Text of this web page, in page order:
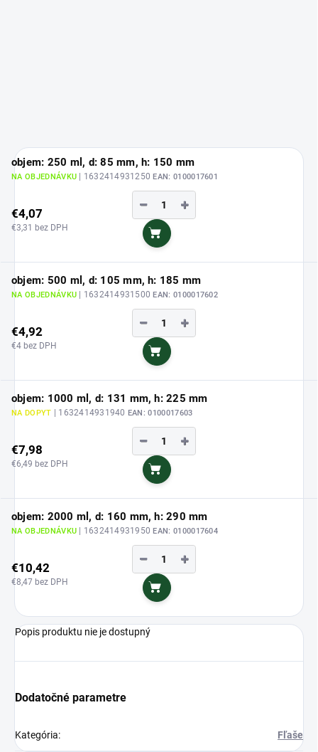
objem: 250 ml, d: 85 mm, h: 150 mm
NA OBJEDNÁVKU | 1632414931250EAN: 0100017601
€4,07
€3,31 bez DPH
+
−
Do košíka
objem: 500 ml, d: 105 mm, h: 185 mm
NA OBJEDNÁVKU | 1632414931500EAN: 0100017602
€4,92
€4 bez DPH
+
−
Do košíka
objem: 1000 ml, d: 131 mm, h: 225 mm
NA DOPYT | 1632414931940 EAN: 0100017603
€7,98
€6,49 bez DPH
+
−
Do košíka
objem: 2000 ml, d: 160 mm, h: 290 mm
NA OBJEDNÁVKU | 1632414931950EAN: 0100017604
€10,42
€8,47 bez DPH
+
−
Do košíka
Popis produktu nie je dostupný
Dodatočné parametre
Kategória: Fľaše